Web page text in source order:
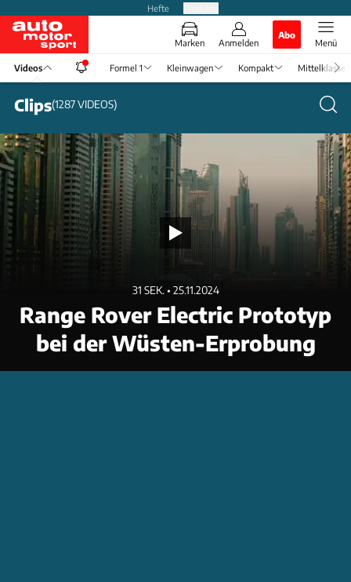
Hefte
Marken Anmelden
Abo
Menü
Videos Formel 1 Kleinwagen Kompakt Mittelklasse
Clips(1287VIDEOS)
31 SEK. • 25.11.2024
Range Rover Electric Prototyp
bei der Wüsten-Erprobung